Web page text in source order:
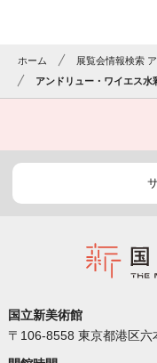
ホーム
展覧会情報検索
アンドリュー・ワイエス水
国立新美術館
〒106-8558 東京都港区六